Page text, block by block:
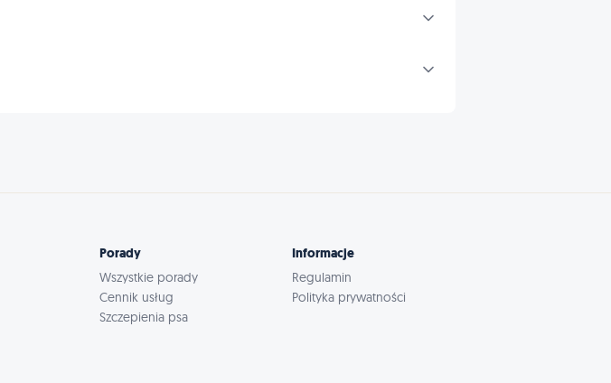
Porady
Wszystkie porady
Cennik usług
Szczepienia psa
Informacje
Regulamin
Polityka prywatności